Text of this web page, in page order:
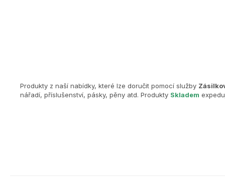
Produkty z naší nabídky, které lze doručit pomocí služby
nářadí, příslušenství, pásky, pěny atd. Produkty Skladem